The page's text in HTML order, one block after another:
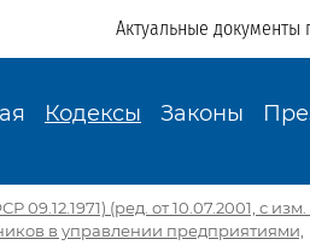
Актуальные документы
Кодексы Законы
(ред. от 10.07.2001, с изм.
в управлении предприятиями,